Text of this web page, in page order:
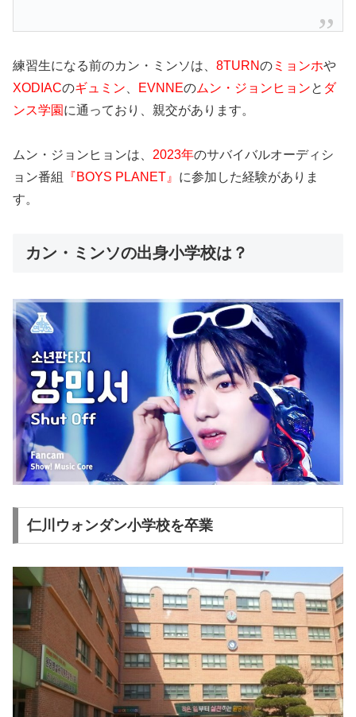
練習生になる前のカン・ミンソは、 8TURNの ミョンホや
XODIACのギュミン EVNNEのムン・ジョンヒョンと ダ
ンス学園 に通っており、親交があります。
ムン・ジョンヒョンは、 2023年のサバイバルオーディシ
ョン番組
『BOYS PLANET』 に参加した経験がありま
す。
カン・ミンソの出身小学校は？
仁川ウォンダン小学校を卒業